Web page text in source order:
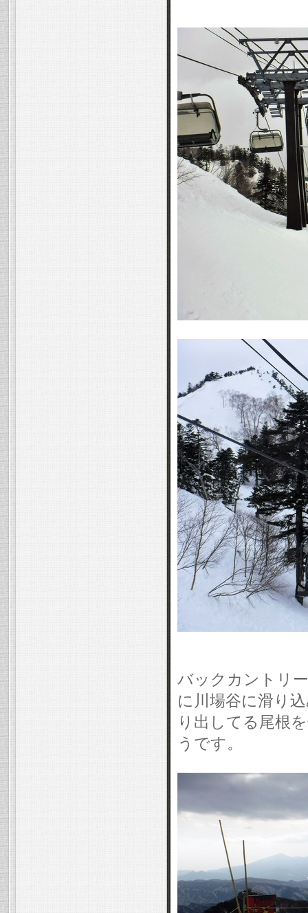
バックカントリ
に川場谷に滑り
り出してる尾根
うです。